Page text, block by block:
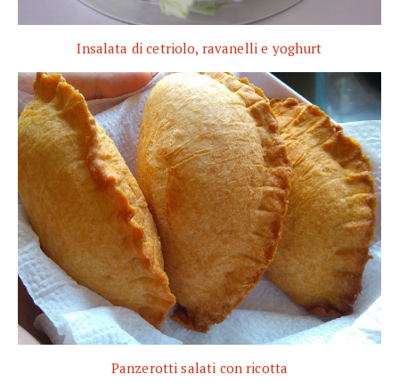
Insalata di cetriolo, ravanelli e yoghurt
Panzerotti salati con ricotta